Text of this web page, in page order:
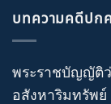
บทความคดีปก
พระราชบัญญัติว่
อสังหาริมทรัพ